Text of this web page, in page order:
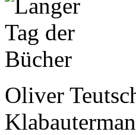
Oliver